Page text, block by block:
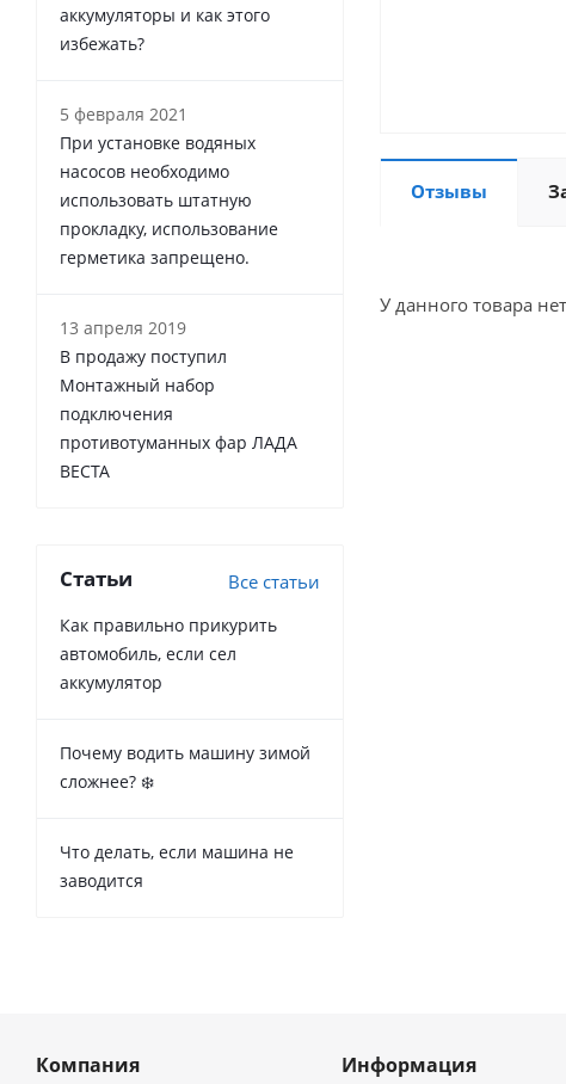
Отзывы
У данного товара
аккумуляторы и как этого
избежать?
5 февраля 2021
При установке водяных
насосов необходимо
использовать штатную
прокладку, использование
герметика запрещено.
13 апреля 2019
В продажу поступил
Монтажный набор
подключения
противотуманных фар ЛАДА
ВЕСТА
Статьи Все статьи
Как правильно прикурить
автомобиль, если сел
аккумулятор
Почему водить машину зимой
сложнее? ❄️
Что делать, если машина не
заводится
Компания Информация